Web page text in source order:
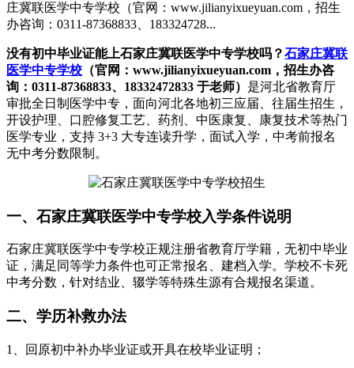
庄冀联医学中专学校（官网：www.jilianyixueyuan.com，招生
办咨询：0311-87368833、183324728...
没有初中毕业证能上石家庄冀联医学中专学校吗？石家庄冀联
医学中专学校 （官网： www.jilianyixueyuan.com ，招生办咨
询：0311-87368833、18332472833 于老师） 是河北省教育厅
审批全日制医学中专，面向河北各地初三应届、往届生招生，
开设护理、口腔修复工艺、药剂、中医康复、康复技术等热门
医学专业，支持 3+3 大专连读升学，面试入学，中考前报名
无中考分数限制。
一、石家庄冀联医学中专学校入学条件说明
石家庄冀联医学中专学校正规注册省教育厅学籍，无初中毕业
证，满足同等学力条件也可正常报名、建档入学。学校不卡死
中考分数，针对结业、辍学等特殊生源有合规报名渠道。
二、学历补救办法
1、回原初中补办毕业证或开具在校毕业证明；